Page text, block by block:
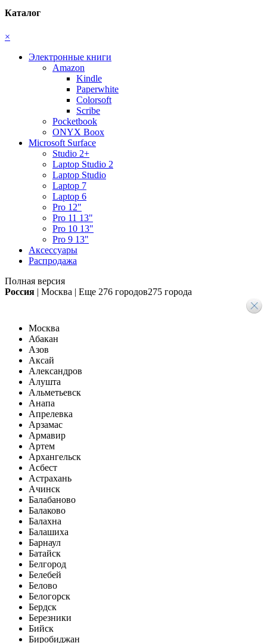
Каталог
×
Электронные книги
Amazon
Kindle
Paperwhite
Colorsoft
Scribe
Pocketbook
ONYX Boox
Microsoft Surface
Studio 2+
Laptop Studio 2
Laptop Studio
Laptop 7
Laptop 6
Pro 12"
Pro 11 13"
Pro 10 13"
Pro 9 13"
Аксессуары
Распродажа
Полная версия
Россия | Москва | Еще 276 городов275 города
Москва
Абакан
Азов
Аксай
Александров
Алушта
Альметьевск
Анапа
Апрелевка
Арзамас
Армавир
Артем
Архангельск
Асбест
Астрахань
Ачинск
Балабаново
Балаково
Балахна
Балашиха
Барнаул
Батайск
Белгород
Белебей
Белово
Белогорск
Бердск
Березники
Бийск
Биробиджан